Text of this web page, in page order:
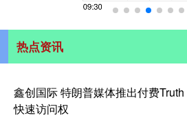
热点资讯
鑫创国际 特朗普媒体推出付费
快速访问权